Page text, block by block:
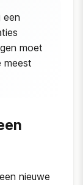
een
moet
meest
nieuwe